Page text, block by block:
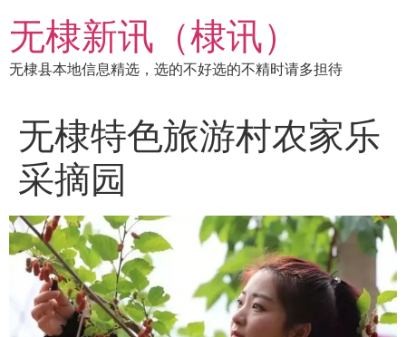
到
内
容
无棣新讯（棣讯）
无棣县本地信息精选，选的不好选的不精时请多担待
无棣特色旅游村农家乐
采摘园